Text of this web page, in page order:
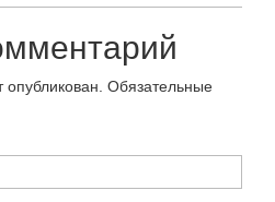
Обязательные